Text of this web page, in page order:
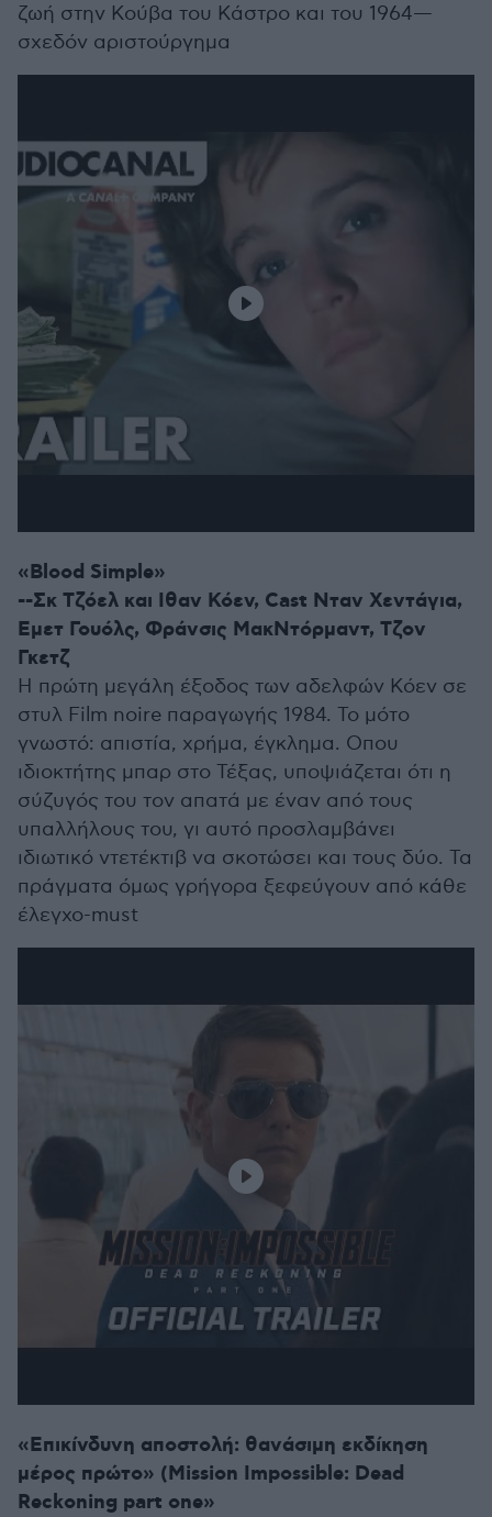
ζωή στην Κούβα του Κάστρο και του 1964—
σχεδόν αριστούργημα
«Blood Simple»
--Σκ Τζόελ και Ιθαν Κόεν, Cast Νταν Χεντάγια,
Εμετ Γουόλς, Φράνσις ΜακΝτόρμαντ, Τζον
Γκετζ
Η πρώτη μεγάλη έξοδος των αδελφών Κόεν σε
στυλ Film noire παραγωγής 1984. Το μότο
γνωστό: απιστία, χρήμα, έγκλημα. Οπου
ιδιοκτήτης μπαρ στο Τέξας, υποψιάζεται ότι η
σύζυγός του τον απατά με έναν από τους
υπαλλήλους του, γι αυτό προσλαμβάνει
ιδιωτικό ντετέκτιβ να σκοτώσει και τους δύο. Τα
πράγματα όμως γρήγορα ξεφεύγουν από κάθε
έλεγχο-must
«Επικίνδυνη αποστολή: θανάσιμη εκδίκηση
μέρος πρώτο» (Mission Impossible: Dead
Reckoning part one»